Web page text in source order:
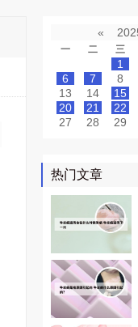
«
一 二 三
1
6
7 8
13
14 15
20
21 22
27
28 29
热门文章